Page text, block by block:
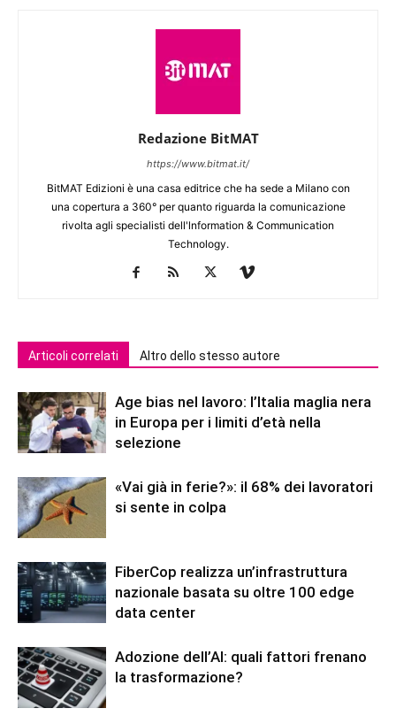
Redazione BitMAT
https://www.bitmat.it/
BitMAT Edizioni è una casa editrice che ha sede a Milano con
una copertura a 360° per quanto riguarda la comunicazione
rivolta agli specialisti dell'lnformation & Communication
Technology.
Articoli correlati Altro dello stesso autore
Age bias nel lavoro: l’Italia maglia nera
in Europa per i limiti d’età nella
selezione
«Vai già in ferie?»: il 68% dei lavoratori
si sente in colpa
FiberCop realizza un’infrastruttura
nazionale basata su oltre 100 edge
data center
Adozione dell’AI: quali fattori frenano
la trasformazione?